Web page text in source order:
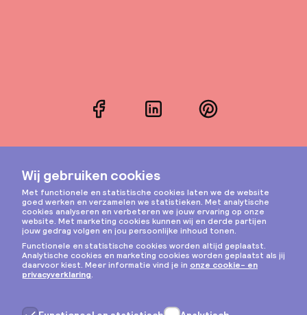
FacebookLinkedInPinterest
Instagram
Privacy & cookies